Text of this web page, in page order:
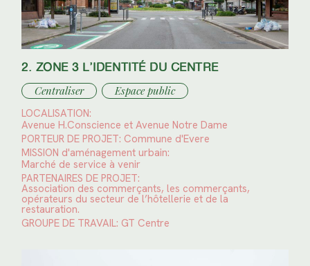
2. ZONE 3 L’IDENTITÉ DU CENTRE
Centraliser
Espace public
LOCALISATION:
Avenue H.Conscience et Avenue Notre Dame
PORTEUR DE PROJET: Commune d'Evere
MISSION d'aménagement urbain:
Marché de service à venir
PARTENAIRES DE PROJET:
Association des commerçants, les commerçants,
opérateurs du secteur de l’hôtellerie et de la
restauration.
GROUPE DE TRAVAIL: GT Centre